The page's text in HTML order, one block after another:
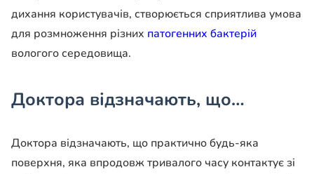
дихання користувачів, створюється сприятлива умова
для розмноження різних патогенних бактерій
вологого середовища.
Доктора відзначають, що…
Доктора відзначають, що практично будь-яка
поверхня, яка впродовж тривалого часу контактує зі